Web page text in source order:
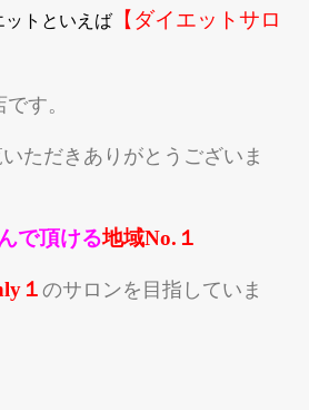
ール
ー
ットといえば
【ダイエットサロ
す。
ただきありがとうございま
で頂ける地域No.１
１ のサロンを目指していま